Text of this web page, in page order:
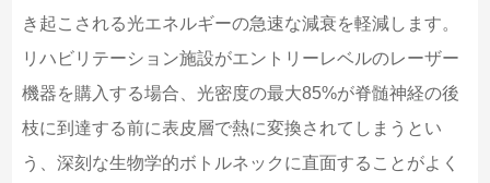
き起こされる光エネルギーの急速な減衰を軽減します。
リハビリテーション施設がエントリーレベルのレーザー
機器を購入する場合、光密度の最大85%が脊髄神経の後
枝に到達する前に表皮層で熱に変換されてしまうとい
う、深刻な生物学的ボトルネックに直面することがよく